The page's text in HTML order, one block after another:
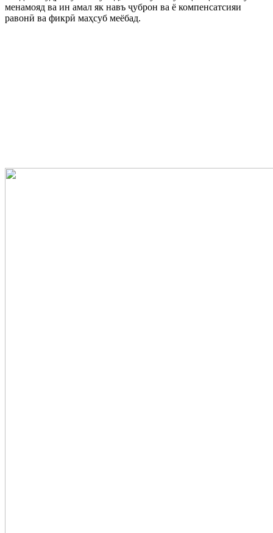
менамояд ва ин амал як навъ ҷуброн ва ё компенсатсияи
равонӣ ва фикрӣ маҳсуб меёбад.